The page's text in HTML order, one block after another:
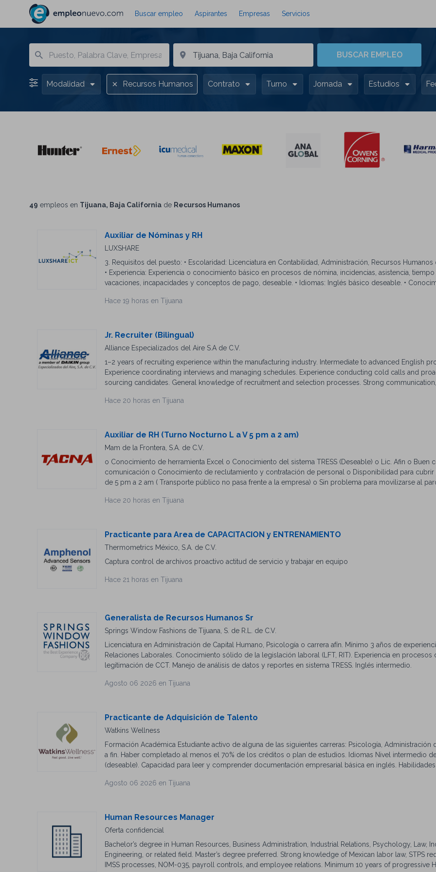
Buscar empleo Aspirantes Empresas Servicios
BUSCAR EMPLEO
Modalidad Recursos Humanos Contrato Turno Jornada Estudios
49 empleos en Tijuana, Baja California de Recursos Humanos
Auxiliar de Nóminas y RH
LUXSHARE
3. Requisitos del puesto: • Escolaridad: Licenciatura en Contabilidad, Administración, Recursos Humanos
• Experiencia: Experiencia o conocimiento básico en procesos de nómina, incidencias, asistencia, tiempo
vacaciones, incapacidades y conceptos de pago, deseable. • Idiomas: Inglés básico deseable. •
blandas: Capacidad para manejar información confidencial con discreción, precisión y responsabilidad.
actividades administrativas y operativas. Actitud de servicio, disposición para apoyar al personal y
trabajar en equipo. 4. Competencias organizacionales: Promover el Éxito del Cliente ¡Hacer que Suceda!
Constante Unidad y Progreso en Equipo Crecimiento Impulsado por Uno Mismo 5. Otro Disponibilidad e
desarrollarse en el proceso integral de nómina y fungir como respaldo operativo del área cuando sea
Hace 19 horas en Tijuana
Jr. Recruiter (Bilingual)
Alliance Especializados del Aire S.A de C.V.
1–2 years of recruiting experience within the manufacturing industry. Intermediate to advanced English
Experience coordinating interviews and managing schedules. Experience conducting cold calls and
sourcing candidates. General knowledge of recruitment and selection processes. Strong communication,
Hace 20 horas en Tijuana
Auxiliar de RH (Turno Nocturno L a V 5 pm a 2 am)
Mam de la Frontera, S.A. de C.V.
o Conocimiento de herramienta Excel o Conocimiento del sistema TRESS (Deseable) o Lic. Afin o Buen
comunicación o Conocimiento de reclutamiento y contratación de personal o Disponibilidad para cubrir
de 5 pm a 2 am ( Transporte público no pasa frente a la empresa) o Sin problema para movilizarse al
Hace 20 horas en Tijuana
Practicante para Area de CAPACITACION y ENTRENAMIENTO
Thermometrics México, S.A. de C.V.
Captura control de archivos proactivo actitud de servicio y trabajar en equipo
Hace 21 horas en Tijuana
Generalista de Recursos Humanos Sr
Springs Window Fashions de Tijuana, S. de R.L. de C.V.
Licenciatura en Administración de Capital Humano, Psicología o carrera afín. Mínimo 3 años de
Relaciones Laborales. Conocimiento sólido de la legislación laboral (LFT, RIT). Experiencia en procesos
legitimación de CCT. Manejo de análisis de datos y reportes en sistema TRESS. Inglés intermedio.
Agosto 06 2026 en Tijuana
Practicante de Adquisición de Talento
Watkins Wellness
Formación Académica Estudiante activo de alguna de las siguientes carreras: Psicología, Administración
a fin. Haber completado al menos el 70% de los créditos o plan de estudios. Idiomas Nivel intermedio
(deseable). Capacidad para leer y comprender documentación empresarial básica en inglés. Habilidades
reportes. Familiaridad con redes sociales y bolsas de trabajo (deseable). Fuerte interés en Recursos
Watkins Wellness nos apasiona compartir el conocimiento y desarrollar a los próximos profesionistas,
colaboradores que se convirtieron en caso de éxito, de practicantes a empleados y que a lo largo de los
envíanos tu CV #AlaManeraWatkins Watkins (la "Compañía") es un empleador que ofrece igualdad de
toma decisiones de empleo basándose únicamente en el mérito. Es política de la Empresa prohibir la
en cualquier oportunidad de empleo o cualquier otra característica protegida por la legislación federal,
Agosto 06 2026 en Tijuana
Human Resources Manager
Oferta confidencial
Bachelor’s degree in Human Resources, Business Administration, Industrial Relations, Psychology, Law,
Engineering, or related field. Master’s degree preferred. Strong knowledge of Mexican labor law, STPS
IMSS processes, NOM-035, payroll controls, and employee relations. Minimum 10 years of progressive